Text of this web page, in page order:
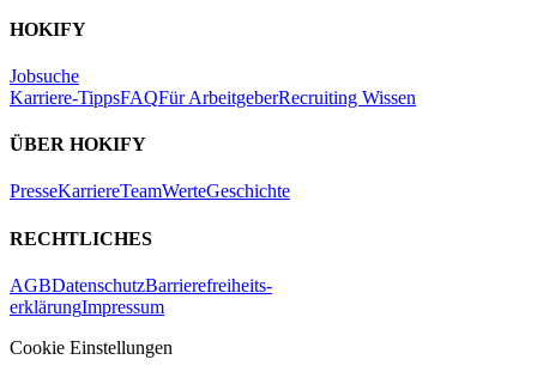
HOKIFY
Jobsuche
Karriere-TippsFAQFür ArbeitgeberRecruiting Wissen
ÜBER HOKIFY
PresseKarriereTeamWerteGeschichte
RECHTLICHES
AGBDatenschutzBarrierefreiheits-
erklärungImpressum
Cookie Einstellungen